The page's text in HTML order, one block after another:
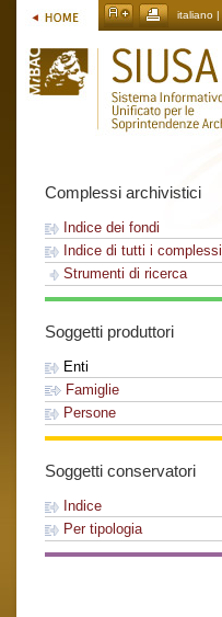
italiano |
Complessi archivistici
Indice dei fondi
Indice di tutti i complessi
Strumenti di ricerca
Soggetti produttori
Enti
Famiglie
Persone
Soggetti conservatori
Indice
Per tipologia